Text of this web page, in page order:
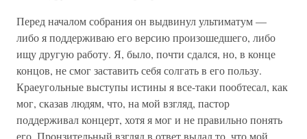
Перед началом собрания он выдвинул ультиматум —
либо я поддерживаю его версию произошедшего, либо
ищу другую работу. Я, было, почти сдался, но, в конце
концов, не смог заставить себя солгать в его пользу.
Краеугольные выступы истины я все-таки пообтесал, как
мог, сказав людям, что, на мой взгляд, пастор
поддерживал концерт, хотя я мог и не правильно понять
его. Пронзительный взгляд в ответ выдал то, что мой